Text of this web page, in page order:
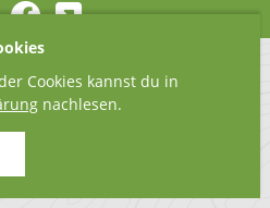
Cookies kannst du in
nachlesen.